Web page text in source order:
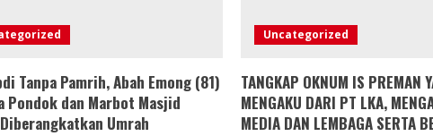
Tanpa Pamrih, Abah Emong (81)
Pondok dan Marbot Masjid
Diberangkatkan Umrah
Uncategorized
TANGKAP OKNUM IS PREMAN
MENGAKU DARI PT LKA,
MEDIA DAN LEMBAGA SERTA